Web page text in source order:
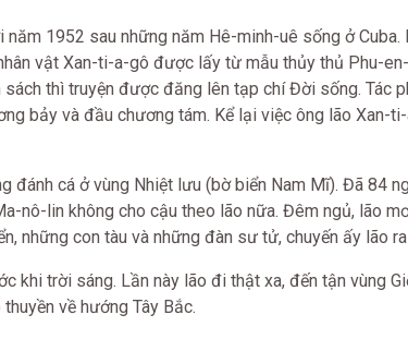
năm 1952 sau những năm Hê-minh-uê sống ở
vật Xan-ti-a-gô được lấy từ mẫu thủy thủ Phu-
thì truyện được đăng lên tạp chí Đời sống. Tác
bảy và đầu chương tám. Kể lại việc ông lão Xan-
đánh cá ở vùng Nhiệt lưu (bờ biển Nam Mĩ). Đã 84
nô-lin không cho cậu theo lão nữa. Đêm ngủ, lão
những con tàu và những đàn sư tử, chuyến ấy lão
khi trời sáng. Lần này lão đi thật xa, đến tận vùng
về hướng Tây Bắc.